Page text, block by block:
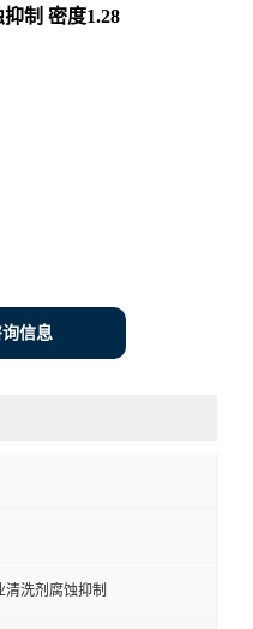
制 密度1.28
信息
清洗剂腐蚀抑制